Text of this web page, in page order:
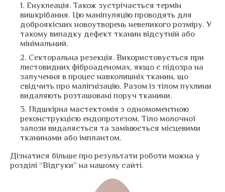
Енуклеація. Також зустрічається термін
вишкрібання. Цю маніпуляцію проводять для
доброякісних новоутворень невеликого розміру. У
такому випадку дефект тканин відсутній або
мінімальний.
Секторальна резекція. Використовується при
листовидних фіброаденомах, якщо є підозра на
залучення в процес навколишніх тканин, що
свідчить про малігнізацію. Разом із тілом пухлини
видаляють розташовані поруч тканини.
Підшкірна мастектомія з одномоментною
реконструкцією ендопротезом. Тіло молочної
залози видаляється та замінюється місцевими
тканинами або імплантом.
Дізнатися більше про результати роботи можна у
розділі “Відгуки” на нашому сайті.